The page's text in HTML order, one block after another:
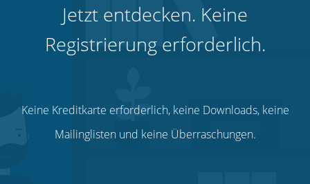
Jetzt entdecken. Keine
Registrierung erforderlich.
Keine Kreditkarte erforderlich, keine Downloads, keine
Mailinglisten und keine Überraschungen.